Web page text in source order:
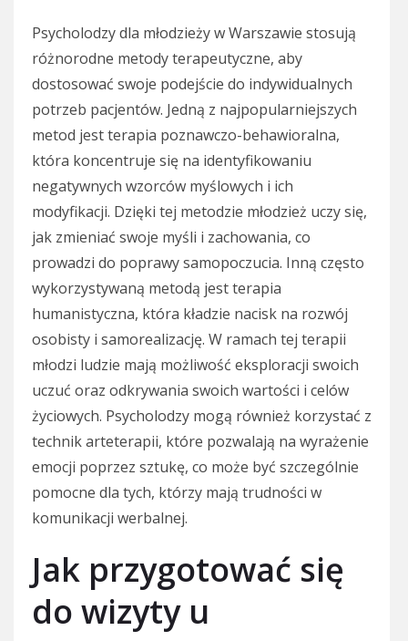
Psycholodzy dla młodzieży w Warszawie stosują
różnorodne metody terapeutyczne, aby
dostosować swoje podejście do indywidualnych
potrzeb pacjentów. Jedną z najpopularniejszych
metod jest terapia poznawczo-behawioralna,
która koncentruje się na identyfikowaniu
negatywnych wzorców myślowych i ich
modyfikacji. Dzięki tej metodzie młodzież uczy się,
jak zmieniać swoje myśli i zachowania, co
prowadzi do poprawy samopoczucia. Inną często
wykorzystywaną metodą jest terapia
humanistyczna, która kładzie nacisk na rozwój
osobisty i samorealizację. W ramach tej terapii
młodzi ludzie mają możliwość eksploracji swoich
uczuć oraz odkrywania swoich wartości i celów
życiowych. Psycholodzy mogą również korzystać z
technik arteterapii, które pozwalają na wyrażenie
emocji poprzez sztukę, co może być szczególnie
pomocne dla tych, którzy mają trudności w
komunikacji werbalnej.
Jak przygotować się
do wizyty u